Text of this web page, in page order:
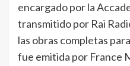
encargado por la
transmitido por Rai
las obras completas
fue emitida por France